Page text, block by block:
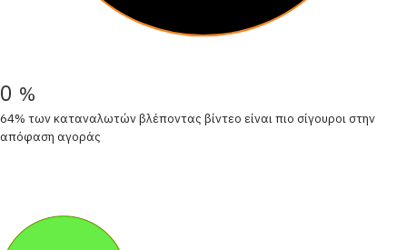
0 %
64% των καταναλωτών βλέποντας βίντεο είναι πιο σίγουροι στην
απόφαση αγοράς